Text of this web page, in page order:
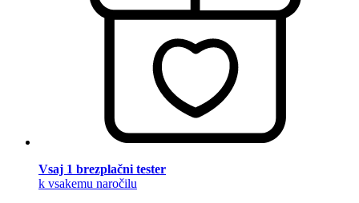
Vsaj 1 brezplačni tester
k vsakemu naročilu